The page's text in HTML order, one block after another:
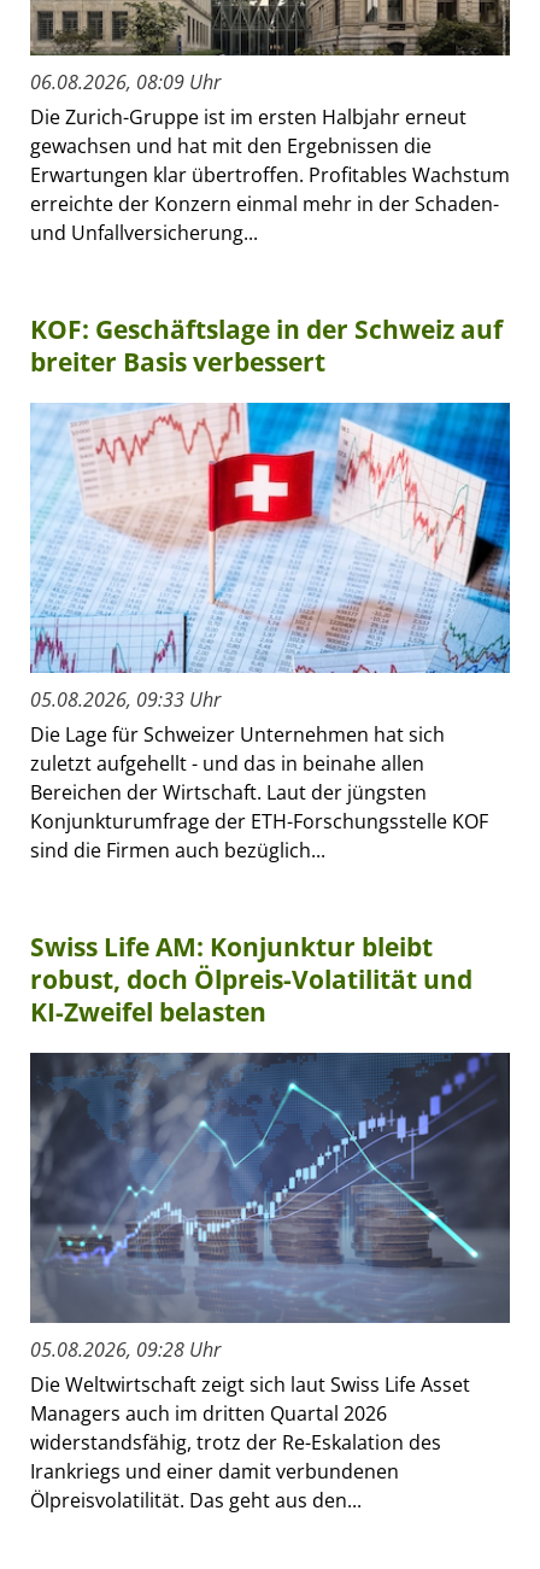
06.08.2026, 08:09 Uhr
Die Zurich-Gruppe ist im ersten Halbjahr erneut
gewachsen und hat mit den Ergebnissen die
Erwartungen klar übertroffen. Profitables Wachstum
erreichte der Konzern einmal mehr in der Schaden-
und Unfallversicherung...
KOF: Geschäftslage in der Schweiz auf
breiter Basis verbessert
05.08.2026, 09:33 Uhr
Die Lage für Schweizer Unternehmen hat sich
zuletzt aufgehellt - und das in beinahe allen
Bereichen der Wirtschaft. Laut der jüngsten
Konjunkturumfrage der ETH-Forschungsstelle KOF
sind die Firmen auch bezüglich...
Swiss Life AM: Konjunktur bleibt
robust, doch Ölpreis-Volatilität und
KI-Zweifel belasten
05.08.2026, 09:28 Uhr
Die Weltwirtschaft zeigt sich laut Swiss Life Asset
Managers auch im dritten Quartal 2026
widerstandsfähig, trotz der Re-Eskalation des
Irankriegs und einer damit verbundenen
Ölpreisvolatilität. Das geht aus den...